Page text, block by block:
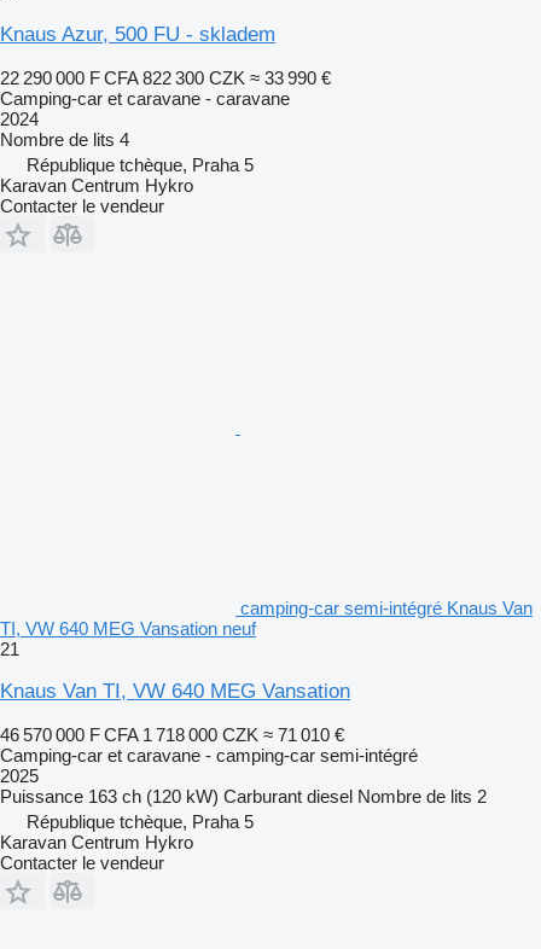
Knaus Azur, 500 FU - skladem
22 290 000 F CFA 822 300 CZK ≈ 33 990 €
Camping-car et caravane - caravane
2024
Nombre de lits 4
République tchèque, Praha 5
Karavan Centrum Hykro
Contacter le vendeur
camping-car semi-intégré Knaus Van
TI, VW 640 MEG Vansation neuf
21
Knaus Van TI, VW 640 MEG Vansation
46 570 000 F CFA 1 718 000 CZK ≈ 71 010 €
Camping-car et caravane - camping-car semi-intégré
2025
Puissance 163 ch (120 kW) Carburant diesel Nombre de lits 2
République tchèque, Praha 5
Karavan Centrum Hykro
Contacter le vendeur